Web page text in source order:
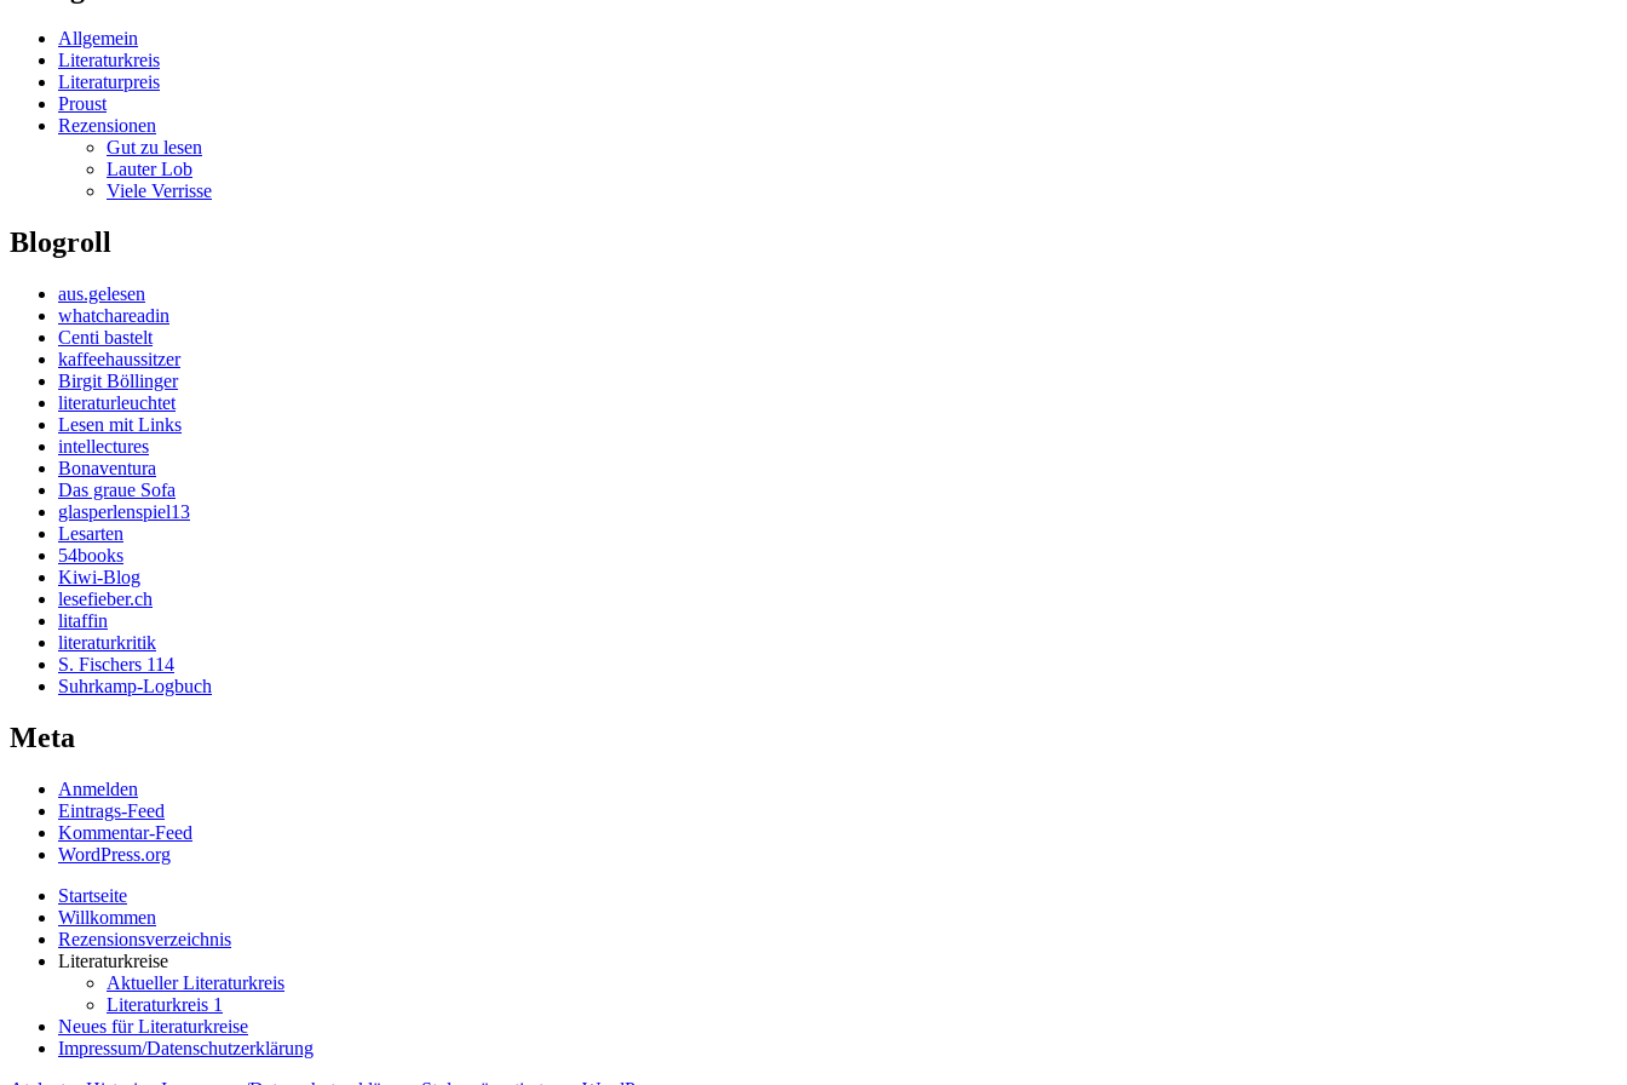
Allgemein
Literaturkreis
Literaturpreis
Proust
Rezensionen
Gut zu lesen
Lauter Lob
Viele Verrisse
Blogroll
aus.gelesen
whatchareadin
Centi bastelt
kaffeehaussitzer
Birgit Böllinger
literaturleuchtet
Lesen mit Links
intellectures
Bonaventura
Das graue Sofa
glasperlenspiel13
Lesarten
54books
Kiwi-Blog
lesefieber.ch
litaffin
literaturkritik
S. Fischers 114
Suhrkamp-Logbuch
Meta
Anmelden
Eintrags-Feed
Kommentar-Feed
WordPress.org
Startseite
Willkommen
Rezensionsverzeichnis
Literaturkreise
Aktueller Literaturkreis
Literaturkreis 1
Neues für Literaturkreise
Impressum/Datenschutzerklärung